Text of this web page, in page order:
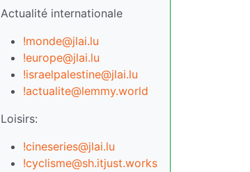
Actualité internationale
!monde@jlai.lu
!europe@jlai.lu
!israelpalestine@jlai.lu
!actualite@lemmy.world
Loisirs:
!cineseries@jlai.lu
!cyclisme@sh.itjust.works